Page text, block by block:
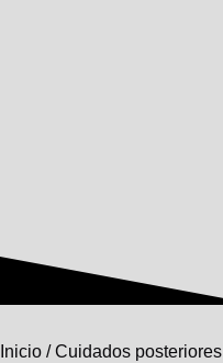
Inicio /Cuidados posteriores